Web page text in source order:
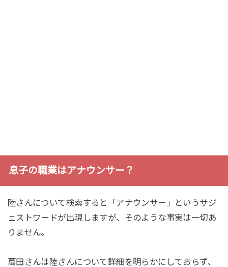
息子の職業はアナウンサー？
陸さんについて検索すると「アナウンサー」というサジ
ェストワードが出現しますが、そのような事実は一切あ
りません。
萬田さんは陸さんについて詳細を明らかにしておらず、